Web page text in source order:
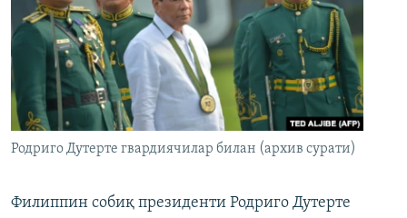
Родриго Дутерте гвардиячилар билан (архив сурати)
Филиппин собиқ президенти Родриго Дутерте